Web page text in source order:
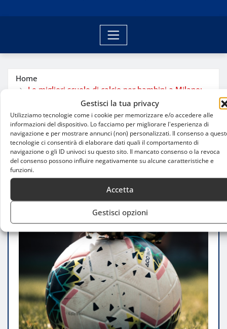
Gestisci la tua privacy
Utilizziamo tecnologie come i cookie per memorizzare e/o accedere alle
informazioni del dispositivo. Lo facciamo per migliorare l'esperienza di
navigazione e per mostrare annunci (non) personalizzati. Il consenso a
tecnologie ci consentirà di elaborare dati quali il comportamento di
navigazione o gli ID univoci su questo sito. Il mancato consenso o la revoca
del consenso possono influire negativamente su alcune caratteristiche e
funzioni.
Accetta
Gestisci opzioni
Home
Le migliori scuole di calcio per bambini a Milano:
crescere con passione e talento